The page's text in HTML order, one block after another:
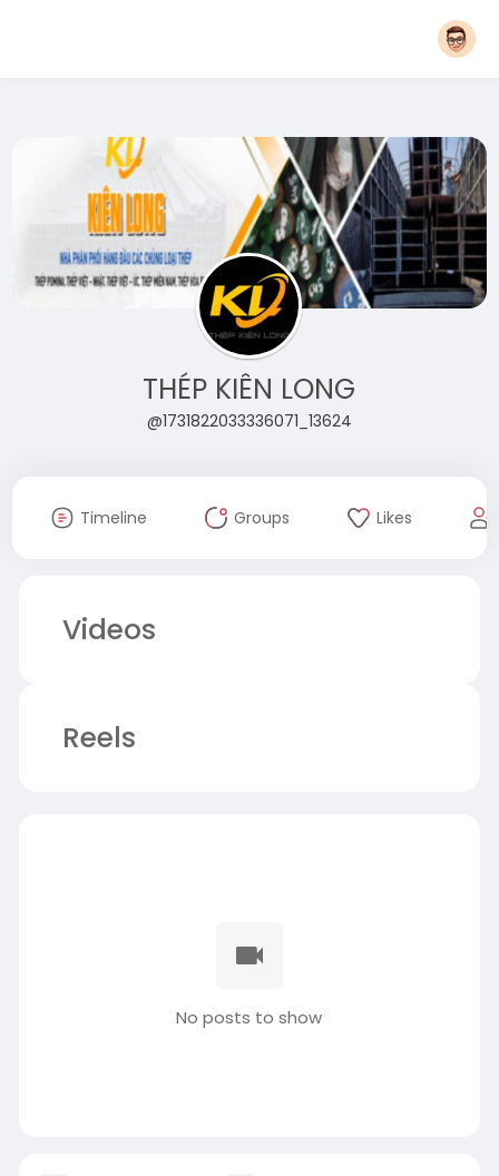
THÉP KIÊN LONG
@1731822033336071_13624
Timeline Groups Likes
Videos
Reels
No posts to show